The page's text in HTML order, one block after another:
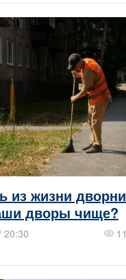
из жизни
дворы чище?
20:30